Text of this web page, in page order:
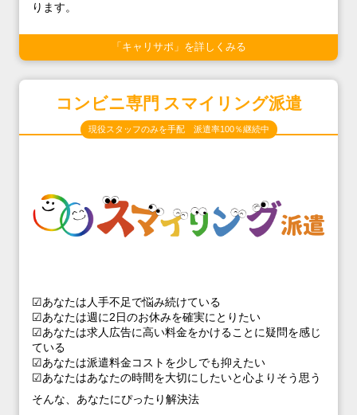
ります。
「キャリサポ」を詳しくみる
コンビニ専門 スマイリング派遣
現役スタッフのみを手配 派遣率100％継続中
☑あなたは人手不足で悩み続けている
☑あなたは週に2日のお休みを確実にとりたい
☑あなたは求人広告に高い料金をかけることに疑問を感じ
ている
☑あなたは派遣料金コストを少しでも抑えたい
☑あなたはあなたの時間を大切にしたいと心よりそう思う
そんな、あなたにぴったり解決法